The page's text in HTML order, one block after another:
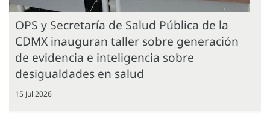
OPS y Secretaría de Salud Pública de la
CDMX inauguran taller sobre generación
de evidencia e inteligencia sobre
desigualdades en salud
15 Jul 2026